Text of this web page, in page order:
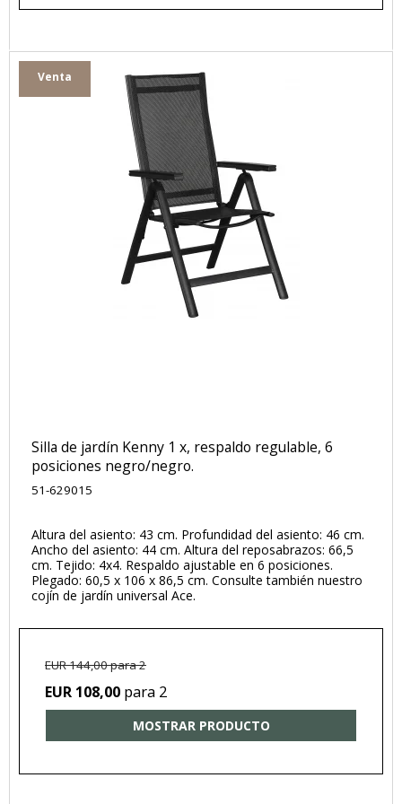
Venta
Silla de jardín Kenny 1 x, respaldo regulable, 6
posiciones negro/negro.
51-629015
Altura del asiento: 43 cm. Profundidad del asiento: 46 cm.
Ancho del asiento: 44 cm. Altura del reposabrazos: 66,5
cm. Tejido: 4x4. Respaldo ajustable en 6 posiciones.
Plegado: 60,5 x 106 x 86,5 cm. Consulte también nuestro
cojín de jardín universal Ace.
EUR 144,00 para 2
EUR 108,00 para 2
MOSTRAR PRODUCTO